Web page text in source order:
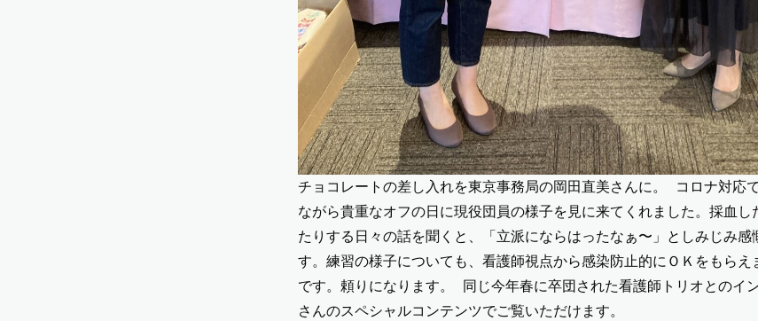
チョコレートの差し入れを東京事務局の岡田直美さんに。 コロナ対応
ながら貴重なオフの日に現役団員の様子を見に来てくれました。採血し
たりする日々の話を聞くと、「立派にならはったなぁ〜」としみじみ感
す。練習の様子についても、看護師視点から感染防止的にＯＫをもらえ
です。頼りになります。
同じ今年春に卒団された看護師トリオとのイ
さんのスペシャルコンテンツでご覧いただけます。